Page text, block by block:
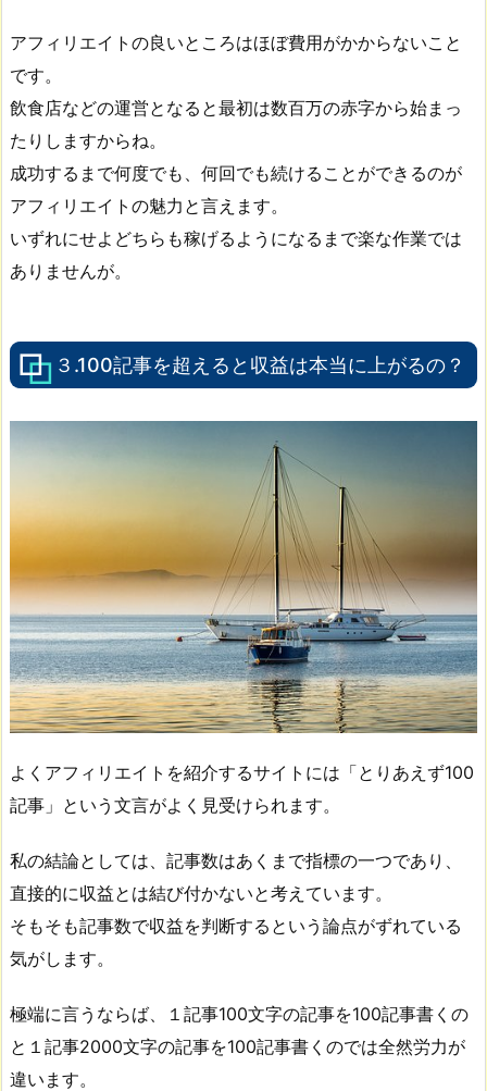
アフィリエイトの良いところはほぼ費用がかからないこと
です。
飲食店などの運営となると最初は数百万の赤字から始まっ
たりしますからね。
成功するまで何度でも、何回でも続けることができるのが
アフィリエイトの魅力と言えます。
いずれにせよどちらも稼げるようになるまで楽な作業では
ありませんが。
３.100記事を超えると収益は本当に上がるの？
よくアフィリエイトを紹介するサイトには「とりあえず100
記事」という文言がよく見受けられます。
私の結論としては、記事数はあくまで指標の一つであり、
直接的に収益とは結び付かないと考えています。
そもそも記事数で収益を判断するという論点がずれている
気がします。
極端に言うならば、１記事100文字の記事を100記事書くの
と１記事2000文字の記事を100記事書くのでは全然労力が
違います。